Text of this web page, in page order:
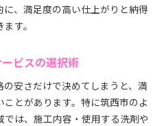
、満足度の高い仕上がりと納得
す。
ビスの選択術
安さだけで決めてしまうと、満
とがあります。特に筑西市のよ
は、施工内容・使用する洗剤や